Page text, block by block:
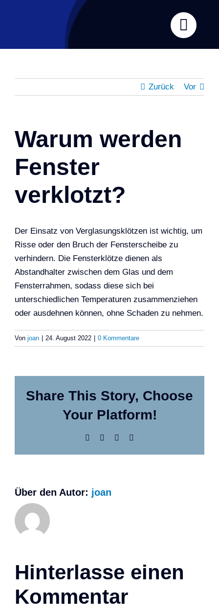
Zurück Vor
Warum werden
Fenster
verklotzt?
Der Einsatz von Verglasungsklötzen ist wichtig, um
Risse oder den Bruch der Fensterscheibe zu
verhindern. Die Fensterklötze dienen als
Abstandhalter zwischen dem Glas und dem
Fensterrahmen, sodass diese sich bei
unterschiedlichen Temperaturen zusammenziehen
oder ausdehnen können, ohne Schaden zu nehmen.
Von joan 24. August 2022 0 Kommentare
Share This Story, Choose
Your Platform!
Facebook
TwitterLinkedIn
Über den Autor: joan
Hinterlasse einen
Kommentar